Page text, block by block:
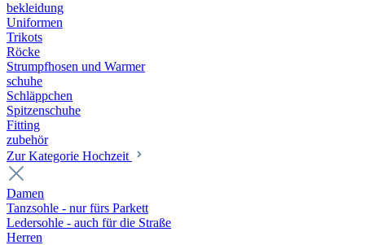
bekleidung
Uniformen
Trikots
Röcke
Strumpfhosen und Warmer
schuhe
Schläppchen
Spitzenschuhe
Fitting
zubehör
Zur Kategorie Hochzeit
Damen
Tanzsohle - nur fürs Parkett
Ledersohle - auch für die Straße
Herren